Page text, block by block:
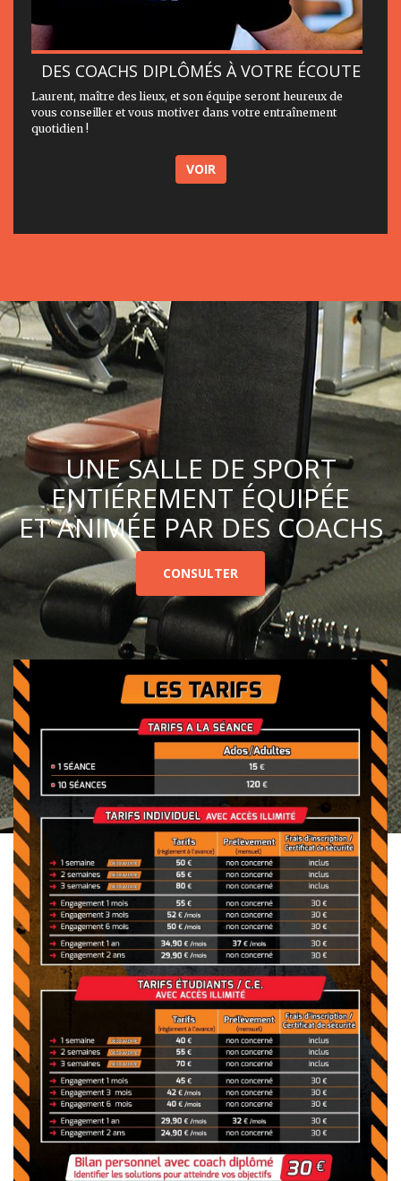
DES COACHS DIPLÔMÉS À VOTRE ÉCOUTE
Laurent, maître des lieux, et son équipe seront heureux de
vous conseiller et vous motiver dans votre entraînement
quotidien !
VOIR
UNE SALLE DE SPORT
ENTIÉREMENT ÉQUIPÉE
ET ANIMÉE PAR DES COACHS
CONSULTER